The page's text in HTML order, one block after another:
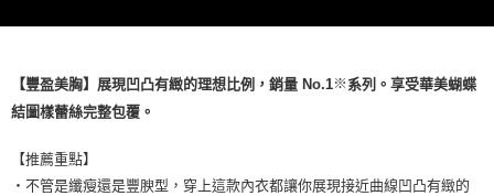
【豐盈美胸】展現凹凸有緻的理想比例，銷量 No.1※ 系列。享受華美蝴蝶
結圖樣蕾絲完整包覆。
【推薦重點】
・不管是纖瘦還是豐腴型，穿上這款內衣都讓你展現接近曲線凹凸有緻的